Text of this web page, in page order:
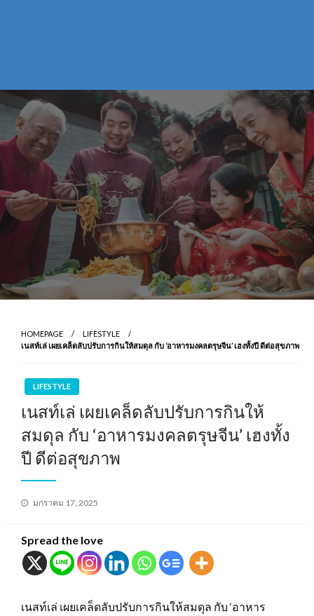
HOMEPAGE
LIFESTYLE
เนสท์เล่ เผยเคล็ดลับปรับการกินให้สมดุล กับ ‘อาหารมงคลตรุษจีน’ เฮงทั้งปี ดีต่อสุขภาพ
LIFESTYLE
เนสท์เล่ เผยเคล็ดลับปรับการกินให้
สมดุล กับ ‘อาหารมงคลตรุษจีน’ เฮงทั้ง
ปี ดีต่อสุขภาพ
Posted
มกราคม 17, 2025
Spread the love
เนสท์เล่ เผยเคล็ดลับปรับการกินให้สมดุล กับ ‘อาหาร